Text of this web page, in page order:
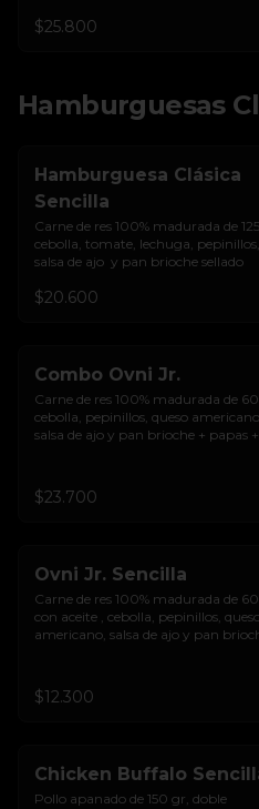
$25.800
Hamburguesas
Hamburguesa Clásica
Sencilla
Carne de res 100% madurada de
cebolla, tomate, lechuga, pepinillos,
salsa de ajo  y pan brioche sellado
$20.600
Combo Ovni Jr.
Carne de res 100% madurada de
cebolla, pepinillos, queso
salsa de ajo y pan brioche + papas +
$23.700
Ovni Jr. Sencilla
Carne de res 100% madurada de
con aceite , cebolla, pepinillos,
americano, salsa de ajo y pan
$12.300
Chicken Buffalo
Pollo apanado de 150 gr, doble